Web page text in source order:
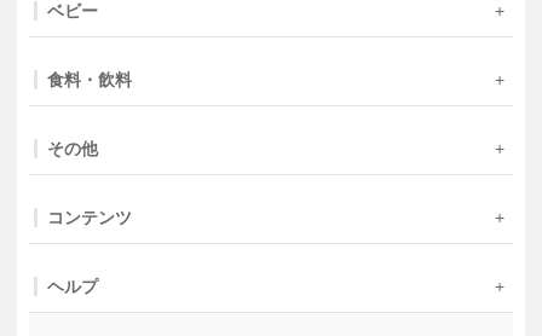
ベビー
食料・飲料
その他
コンテンツ
ヘルプ